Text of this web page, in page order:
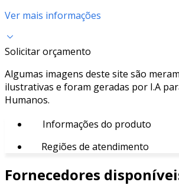
Ver mais informações
Solicitar orçamento
Algumas imagens deste site são
ilustrativas e foram geradas por I.A
Humanos.
Informações do produto
Regiões de atendimento
Fornecedores